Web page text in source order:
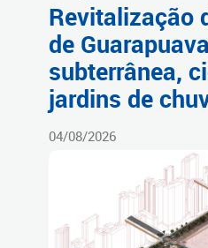
Revitalização
de
subterrânea,
jardins de
04/08/2026